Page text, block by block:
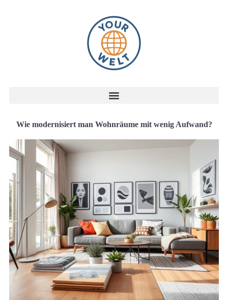
Wie modernisiert man Wohnräume mit wenig Aufwand?